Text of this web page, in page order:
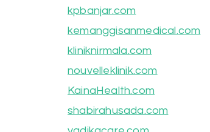
kpbanjar.com
kemanggisanmedical.com
kliniknirmala.com
nouvelleklinik.com
KainaHealth.com
shabirahusada.com